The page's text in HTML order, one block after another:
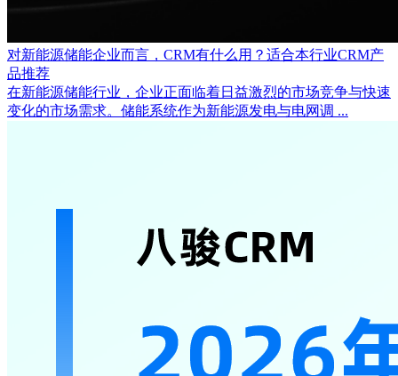
对新能源储能企业而言，CRM有什么用？适合本行业CRM产
品推荐
在新能源储能行业，企业正面临着日益激烈的市场竞争与快速
变化的市场需求。储能系统作为新能源发电与电网调 ...